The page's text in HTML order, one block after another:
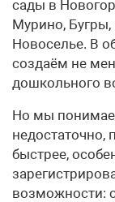
сады в
Мурино, Бугры,
Новоселье. В
создаём не
дошкольного
Но мы
недостаточно,
быстрее,
возможности: